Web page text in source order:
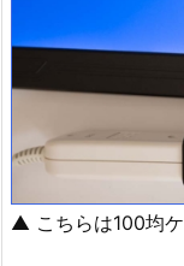
▲ こちらは100均